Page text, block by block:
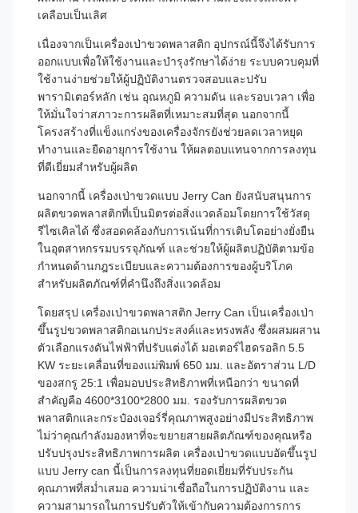
เคลือบเป็นเลิศ
เนื่องจากเป็นเครื่องเป่าขวดพลาสติก อุปกรณ์นี้จึงได้รับการ
ออกแบบเพื่อให้ใช้งานและบำรุงรักษาได้ง่าย ระบบควบคุมที่
ใช้งานง่ายช่วยให้ผู้ปฏิบัติงานตรวจสอบและปรับ
พารามิเตอร์หลัก เช่น อุณหภูมิ ความดัน และรอบเวลา เพื่อ
ให้มั่นใจว่าสภาวะการผลิตที่เหมาะสมที่สุด นอกจากนี้
โครงสร้างที่แข็งแกร่งของเครื่องจักรยังช่วยลดเวลาหยุด
ทำงานและยืดอายุการใช้งาน ให้ผลตอบแทนจากการลงทุน
ที่ดีเยี่ยมสำหรับผู้ผลิต
นอกจากนี้ เครื่องเป่าขวดแบบ Jerry Can ยังสนับสนุนการ
ผลิตขวดพลาสติกที่เป็นมิตรต่อสิ่งแวดล้อมโดยการใช้วัสดุ
รีไซเคิลได้ ซึ่งสอดคล้องกับการเน้นที่การเติบโตอย่างยั่งยืน
ในอุตสาหกรรมบรรจุภัณฑ์ และช่วยให้ผู้ผลิตปฏิบัติตามข้อ
กำหนดด้านกฎระเบียบและความต้องการของผู้บริโภค
สำหรับผลิตภัณฑ์ที่คำนึงถึงสิ่งแวดล้อม
โดยสรุป เครื่องเป่าขวดพลาสติก Jerry Can เป็นเครื่องเป่า
ขึ้นรูปขวดพลาสติกอเนกประสงค์และทรงพลัง ซึ่งผสมผสาน
ตัวเลือกแรงดันไฟฟ้าที่ปรับแต่งได้ มอเตอร์ไฮดรอลิก 5.5
KW ระยะเคลื่อนที่ของแม่พิมพ์ 650 มม. และอัตราส่วน L/D
ของสกรู 25:1 เพื่อมอบประสิทธิภาพที่เหนือกว่า ขนาดที่
สำคัญคือ 4600*3100*2800 มม. รองรับการผลิตขวด
พลาสติกและกระป๋องเจอร์รี่คุณภาพสูงอย่างมีประสิทธิภาพ
ไม่ว่าคุณกำลังมองหาที่จะขยายสายผลิตภัณฑ์ของคุณหรือ
ปรับปรุงประสิทธิภาพการผลิต เครื่องเป่าขวดแบบอัดขึ้นรูป
แบบ Jerry can นี้เป็นการลงทุนที่ยอดเยี่ยมที่รับประกัน
คุณภาพที่สม่ำเสมอ ความน่าเชื่อถือในการปฏิบัติงาน และ
ความสามารถในการปรับตัวให้เข้ากับความต้องการการ